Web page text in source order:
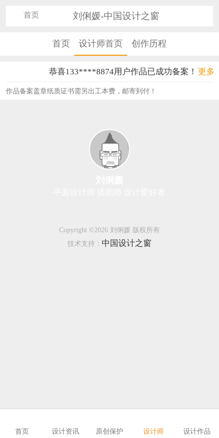
首页 刘俐媛-中国设计之窗
首页 设计师首页 创作历程
恭喜133****8874用户作品已成功备案！
恭喜138****8638用户作品已成功备案！
恭喜136****9807用户作品已成功备案！
恭喜159****4930用户作品已成功备案！
恭喜150****6483用户作品已成功备案！
恭喜133****6466用户作品已成功备案！
更多
作品备案盖章纸质证书需另出工本费，邮寄到付！
Copyright ©2026 刘俐媛 版权所有
技术支持： 中国设计之窗
首页 设计资讯 原创保护 设计师 设计作品